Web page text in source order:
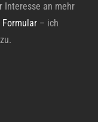
Interesse an mehr
Formular – ich